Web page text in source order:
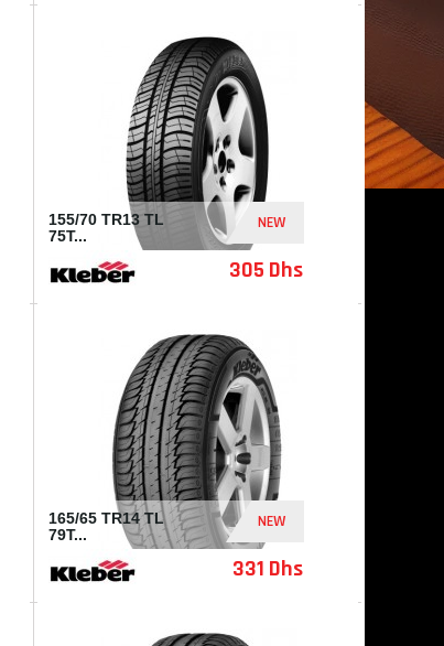
155/70 TR13 TL
75T...
NEW
305 Dhs
165/65 TR14 TL
79T...
NEW
331 Dhs